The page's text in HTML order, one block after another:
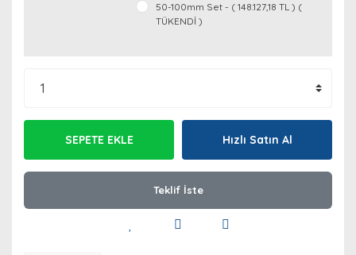
50-100mm Set - ( 148.127,18 TL ) (
TÜKENDİ )
SEPETE EKLE Hızlı Satın Al
Teklif İste